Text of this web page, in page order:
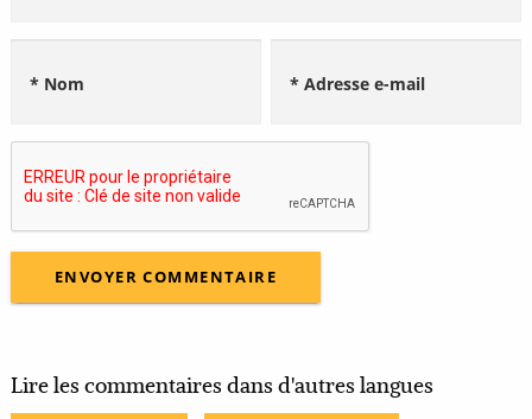
* Nom * Adresse e-mail
Lire les commentaires dans d'autres langues